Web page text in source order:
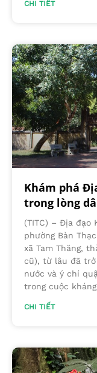
CHI TIẾT
Khám phá
trong lòng
(TITC) – Địa đạo
phường Bàn
xã Tam Thăng,
cũ), từ lâu đã
nước và ý chí
trong cuộc
CHI TIẾT